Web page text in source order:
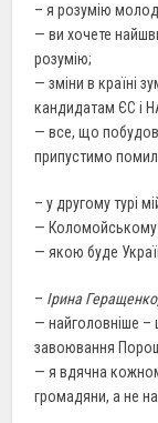
– я розумію
— ви хочете
розумію;
— зміни в країні
кандидатам ЄС і
— все, що
припустимо
– у другому турі
— Коломойському
— якою буде
– Ірина
— найголовніше
завоювання
— я вдячна
громадяни, а не